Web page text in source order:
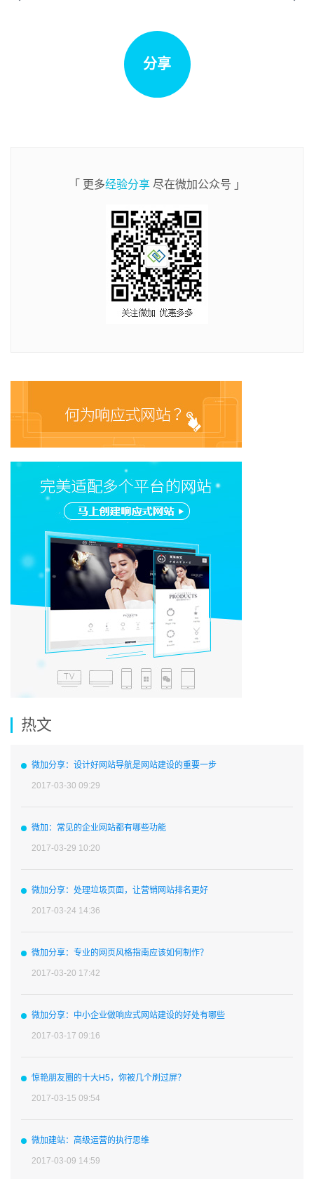
分享
「 更多经验分享 尽在微加公众号 」
热文
微加分享：设计好网站导航是网站建设的重要一步
2017-03-30 09:29
微加：常见的企业网站都有哪些功能
2017-03-29 10:20
微加分享：处理垃圾页面，让营销网站排名更好
2017-03-24 14:36
微加分享：专业的网页风格指南应该如何制作？
2017-03-20 17:42
微加分享：中小企业做响应式网站建设的好处有哪些
2017-03-17 09:16
惊艳朋友圈的十大H5，你被几个刷过屏？
2017-03-15 09:54
微加建站：高级运营的执行思维
2017-03-09 14:59